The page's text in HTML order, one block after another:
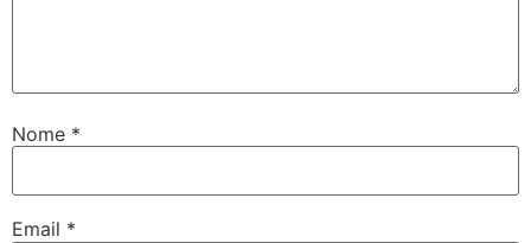
Nome *
Email *